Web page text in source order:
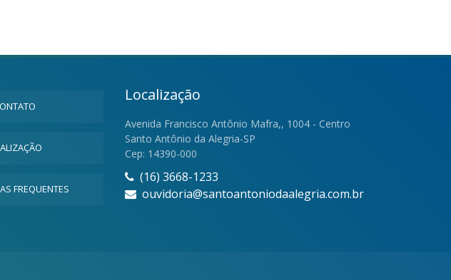
FREQUENTES
Localização
Avenida Francisco Antônio Mafra,, 1004 - Centro
Santo Antônio da Alegria-SP
Cep: 14390-000
(16) 3668-1233
ouvidoria@santoantoniodaalegria.com.br